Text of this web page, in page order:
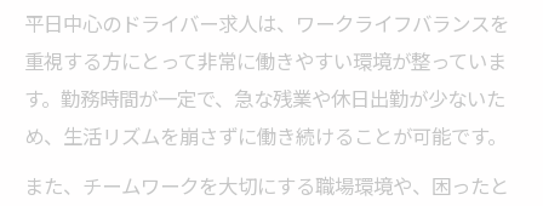
平日中心のドライバー求人は、ワークライフバランスを
重視する方にとって非常に働きやすい環境が整っていま
す。勤務時間が一定で、急な残業や休日出勤が少ないた
め、生活リズムを崩さずに働き続けることが可能です。
また、チームワークを大切にする職場環境や、困ったと